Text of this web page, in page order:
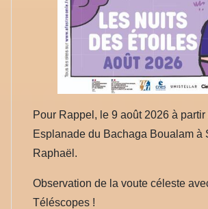
Pour Rappel, le 9 août 2026 à
Esplanade du Bachaga Boualam à
Raphaël.
Observation de la voute céleste
Téléscopes !